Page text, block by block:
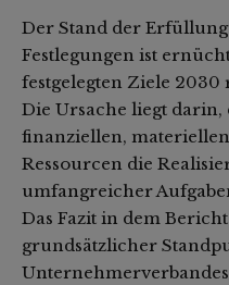
Der Stand der
Festlegungen ist
festgelegten Ziele
Die Ursache liegt darin,
finanziellen,
Ressourcen die
umfangreicher
Das Fazit in dem
grundsätzlicher